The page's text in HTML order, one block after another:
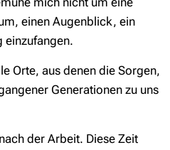
einen Augenblick, ein
einzufangen.
Orte, aus denen die Sorgen,
Generationen zu uns
der Arbeit. Diese Zeit